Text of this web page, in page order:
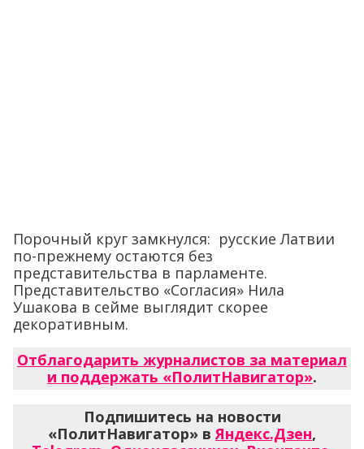
Порочный круг замкнулся: русские Латвии
по-прежнему остаются без
представительства в парламенте.
Представительство «Согласия» Нила
Ушакова в сейме выглядит скорее
декоративным.
Отблагодарить журналистов за материал
и поддержать «ПолитНавигатор».
Подпишитесь на новости
«ПолитНавигатор» вЯндекс.Дзен,